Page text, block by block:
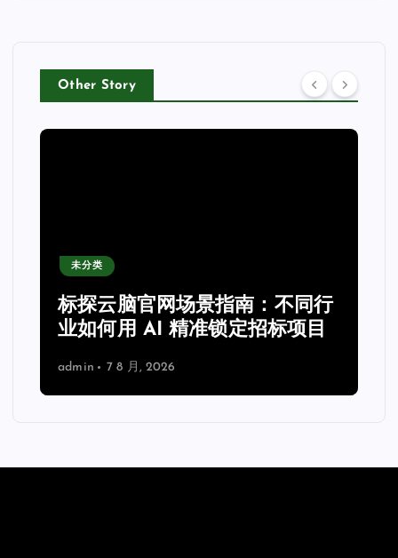
Other Story
未分类
标探云脑官网场景指南：不同行
业如何用 AI 精准锁定招标项目
admin 7 8 月, 2026